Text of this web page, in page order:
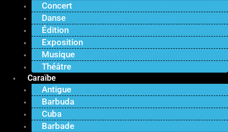
Concert
Danse
Édition
Exposition
Musique
Théâtre
Caraïbe
Antigue
Barbuda
Cuba
Barbade